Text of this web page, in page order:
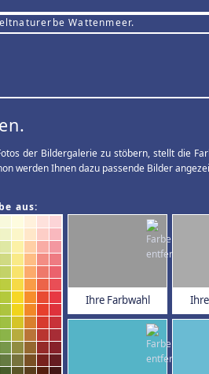
Wattenmeer.
der Bildergalerie zu stöbern, stellt die
werden Ihnen dazu passende Bilder
aus:
Ihre Farbwahl